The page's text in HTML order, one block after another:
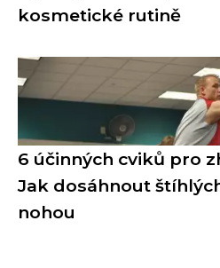
kosmetické rutině
6 účinných cviků pro
Jak dosáhnout
nohou